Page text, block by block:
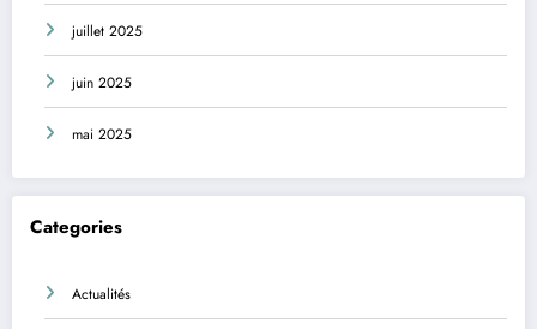
juillet 2025
juin 2025
mai 2025
Categories
Actualités